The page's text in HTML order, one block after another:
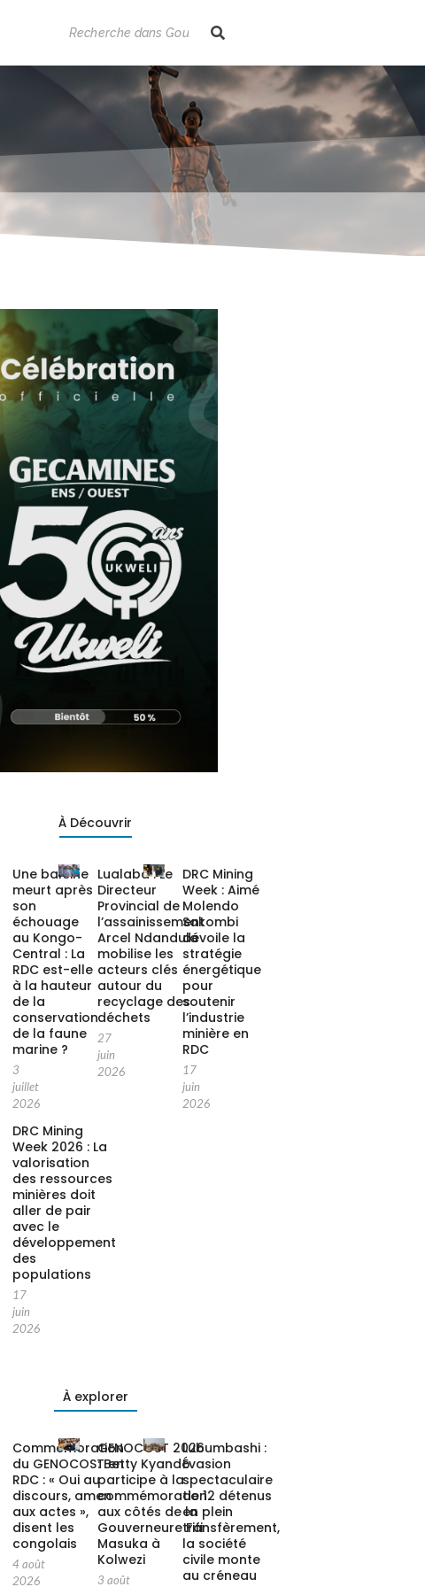
À Découvrir
Une baleine
meurt après
son
échouage
au Kongo-
Central : La
RDC est-elle
à la hauteur
de la
conservation
de la faune
marine ?
3
juillet
2026
Lualaba : Le
Directeur
Provincial de
l’assainissement
Arcel Ndandula
mobilise les
acteurs clés
autour du
recyclage des
déchets
27
juin
2026
DRC Mining
Week : Aimé
Molendo
Sakombi
dévoile la
stratégie
énergétique
pour
soutenir
l’industrie
minière en
RDC
17
juin
2026
DRC Mining
Week 2026 : La
valorisation
des ressources
minières doit
aller de pair
avec le
développement
des
populations
17
juin
2026
À explorer
Commémoration
du GENOCOST en
RDC : « Oui au
discours, amen
aux actes »,
disent les
congolais
4 août
2026
GENOCOST 2026
: Betty Kyando
participe à la
commémoration
aux côtés de la
Gouverneure Fifi
Masuka à
Kolwezi
3 août
Lubumbashi :
Évasion
spectaculaire
de 12 détenus
en plein
transfèrement,
la société
civile monte
au créneau